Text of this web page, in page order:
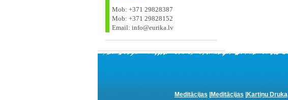
Mob: +371 29828387
Mob: +371 29828152
Email: info@eurika.lv
Meditācijas
Meditācijas Kartiņu Druka|